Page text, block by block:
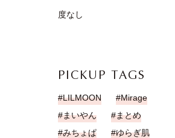
度なし
PICKUP TAGS
LILMOON
Mirage
まいやん
まとめ
みちょぱ
ゆらぎ肌